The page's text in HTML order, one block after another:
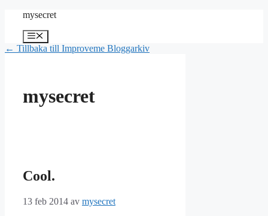
Hoppa
innehåll
mysecret
Meny
← Tillbaka till Improveme Bloggarkiv
mysecret
Cool.
13 feb 2014 av mysecret